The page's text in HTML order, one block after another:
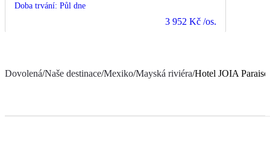
Doba trvání: Půl dne
3 952 Kč /os.
Dovolená/Naše destinace/Mexiko/Mayská riviéra/Hotel JOIA